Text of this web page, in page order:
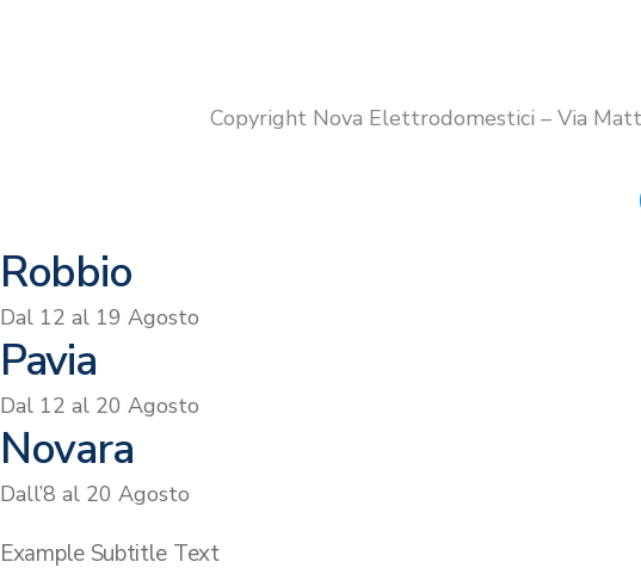
Copyright Nova Elettrodomestici – Via
Robbio
Dal 12 al 19 Agosto
Pavia
Dal 12 al 20 Agosto
Novara
Dall’8 al 20 Agosto
Example Subtitle Text